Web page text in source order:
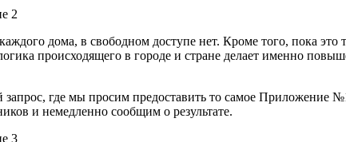
дома, в свободном доступе нет. Кроме того, пока это
происходящего в городе и стране делает именно
где мы просим предоставить то самое Приложение
и немедленно сообщим о результате.